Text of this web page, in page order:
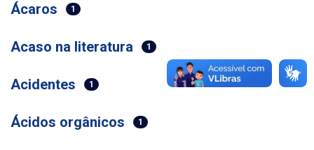
Ácaros 1
Acaso na literatura 1
Acidentes 1
Ácidos orgânicos 1